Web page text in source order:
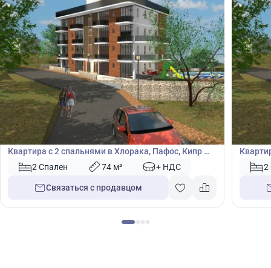
€ 285 000
Квартира
Квартира с 2 спальнями в Хлорака, Пафос, Кипр №
496182 Спален 74 м² + НДС
Связаться с продавцом
€ 285
496222